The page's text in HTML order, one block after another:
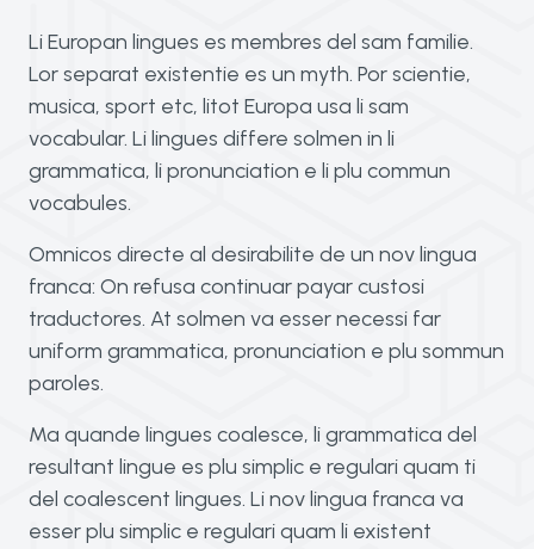
Li Europan lingues es membres del sam familie.
Lor separat existentie es un myth. Por scientie,
musica, sport etc, litot Europa usa li sam
vocabular. Li lingues differe solmen in li
grammatica, li pronunciation e li plu commun
vocabules.
Omnicos directe al desirabilite de un nov lingua
franca: On refusa continuar payar custosi
traductores. At solmen va esser necessi far
uniform grammatica, pronunciation e plu sommun
paroles.
Ma quande lingues coalesce, li grammatica del
resultant lingue es plu simplic e regulari quam ti
del coalescent lingues. Li nov lingua franca va
esser plu simplic e regulari quam li existent